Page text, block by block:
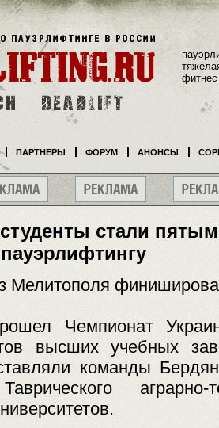
стали
Мелитополя
Чемпионат
высших учебных
команды
аграрно-
фитнес
ПАРТНЕРЫ ФОРУМ АНОНСЫ